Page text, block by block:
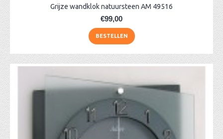
Grijze wandklok natuursteen AM 49516
€99,00
BESTELLEN